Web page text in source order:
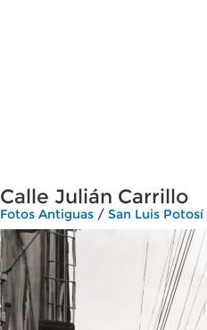
Calle Julián Carrillo
Fotos Antiguas / San Luis Potosí